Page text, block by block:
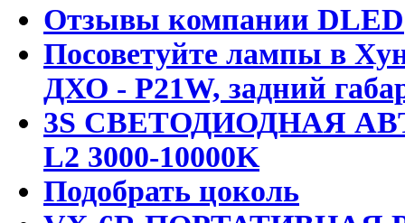
Отзывы компании DLED
Посоветуйте лампы в
ДХО - P21W, задний
3S СВЕТОДИОДНАЯ
L2 3000-10000K
Подобрать цоколь